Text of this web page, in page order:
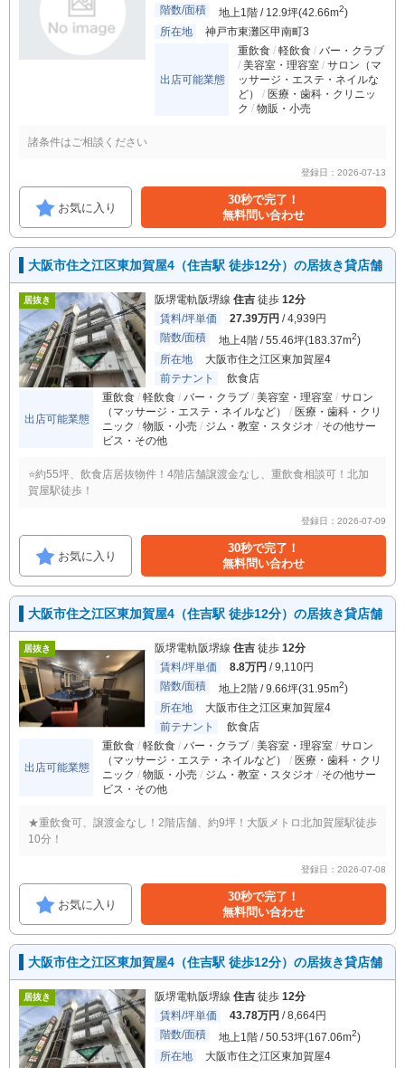
階数/面積 地上1階 / 12.9坪(42.66m2)
所在地
神戸市東灘区甲南町3
出店可能業態
重飲食 軽飲食
バー・クラブ
美容室・理容室
サロン（マ
ッサージ・エステ・ネイルな
ど）
医療・歯科・クリニッ
ク
物販・小売
諸条件はご相談ください
登録日：2026-07-13
お気に入り
30秒で完了！
無料問い合わせ
大阪市住之江区東加賀屋4（住吉駅 徒歩12分）の居抜き貸店舗
居抜き 阪堺電軌阪堺線 住吉 徒歩 12分
賃料/坪単価
27.39万円 / 4,939円
階数/面積
地上4階 / 55.46坪(183.37m2)
所在地
大阪市住之江区東加賀屋4
前テナント
飲食店
出店可能業態
重飲食 軽飲食 バー・クラブ 美容室・理容室
サロン
（マッサージ・エステ・ネイルなど）
医療・歯科・クリ
ニック
物販・小売 ジム・教室・スタジオ
その他サー
ビス・その他
⭐️約55坪、飲食店居抜物件！4階店舗譲渡金なし、重飲食相談可！北加
賀屋駅徒歩！
登録日：2026-07-09
お気に入り
30秒で完了！
無料問い合わせ
大阪市住之江区東加賀屋4（住吉駅 徒歩12分）の居抜き貸店舗
居抜き 阪堺電軌阪堺線 住吉 徒歩 12分
賃料/坪単価
8.8万円 / 9,110円
階数/面積
地上2階 / 9.66坪(31.95m2)
所在地
大阪市住之江区東加賀屋4
前テナント
飲食店
出店可能業態
重飲食 軽飲食 バー・クラブ 美容室・理容室
サロン
（マッサージ・エステ・ネイルなど）
医療・歯科・クリ
ニック
物販・小売 ジム・教室・スタジオ
その他サー
ビス・その他
★重飲食可、譲渡金なし！2階店舗、約9坪！大阪メトロ北加賀屋駅徒歩
10分！
登録日：2026-07-08
お気に入り
30秒で完了！
無料問い合わせ
大阪市住之江区東加賀屋4（住吉駅 徒歩12分）の居抜き貸店舗
居抜き 阪堺電軌阪堺線 住吉 徒歩 12分
賃料/坪単価
43.78万円 / 8,664円
階数/面積
地上1階 / 50.53坪(167.06m2)
所在地
大阪市住之江区東加賀屋4